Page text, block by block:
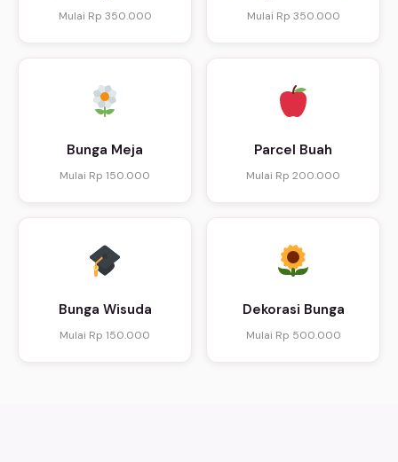
Mulai Rp 350.000 Mulai Rp 350.000
Bunga Meja
Mulai Rp 150.000
Parcel Buah
Mulai Rp 200.000
Bunga Wisuda
Mulai Rp 150.000
Dekorasi Bunga
Mulai Rp 500.000